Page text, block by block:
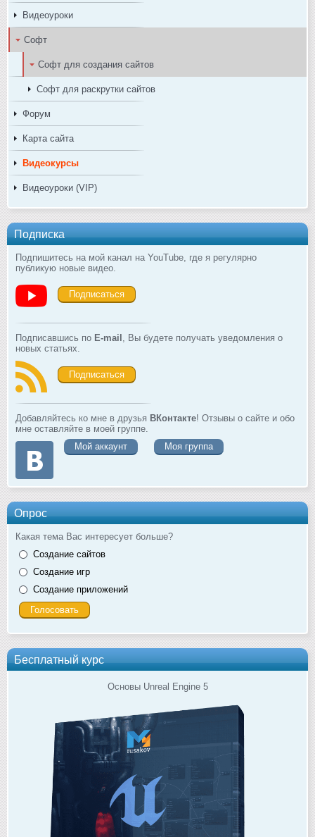
Видеоуроки
Софт
Софт для создания сайтов
Софт для раскрутки сайтов
Форум
Карта сайта
Видеокурсы
Видеоуроки (VIP)
Подписка
Подпишитесь на мой канал на YouTube, где я регулярно
публикую новые видео.
Подписаться
Подписавшись по E-mail , Вы будете получать уведомления о
новых статьях.
Подписаться
Добавляйтесь ко мне в друзья ВКонтакте! Отзывы о сайте и обо
мне оставляйте в моей группе.
Мой аккаунт
Моя группа
Опрос
Какая тема Вас интересует больше?
Создание сайтов
Создание игр
Создание приложений
Бесплатный курс
Основы Unreal Engine 5